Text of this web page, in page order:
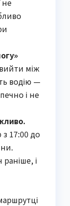
між
водію —
і не
з 17:00 до
і